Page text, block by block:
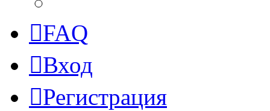
FAQ
Вход
Регистрация